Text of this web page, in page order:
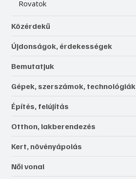
Rovatok
Közérdekű
Újdonságok, érdekességek
Bemutatjuk
Gépek, szerszámok, technológiák
Építés, felújítás
Otthon, lakberendezés
Kert, növényápolás
Női vonal